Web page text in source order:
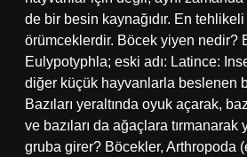
de bir besin kaynağıdır. En
örümceklerdir. Böcek yiyen nedir?
Eulypotyphla; eski adı: Latince:
diğer küçük hayvanlarla beslenen
Bazıları yeraltında oyuk açarak,
ve bazıları da ağaçlara tırmanarak
gruba girer? Böcekler, Arthropoda